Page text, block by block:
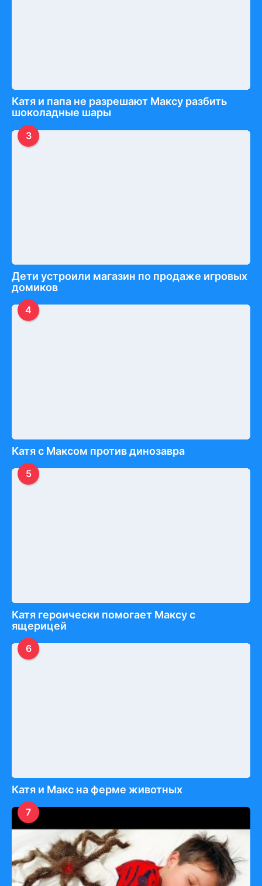
Катя и папа не разрешают Максу разбить
шоколадные шары
3
Дети устроили магазин по продаже игровых
домиков
4
Катя с Максом против динозавра
5
Катя героически помогает Максу с
ящерицей
6
Катя и Макс на ферме животных
7